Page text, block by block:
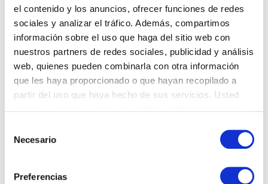
el contenido y los anuncios, ofrecer funciones de redes
sociales y analizar el tráfico. Además, compartimos
información sobre el uso que haga del sitio web con
nuestros partners de redes sociales, publicidad y análisis
web, quienes pueden combinarla con otra información
que les haya proporcionado o que hayan recopilado a
partir del uso que haya hecho de sus servicios. Usted
Necesario
Preferencias